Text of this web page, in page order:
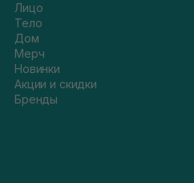
Лицо
Тело
Дом
Мерч
Новинки
Акции и скидки
Бренды